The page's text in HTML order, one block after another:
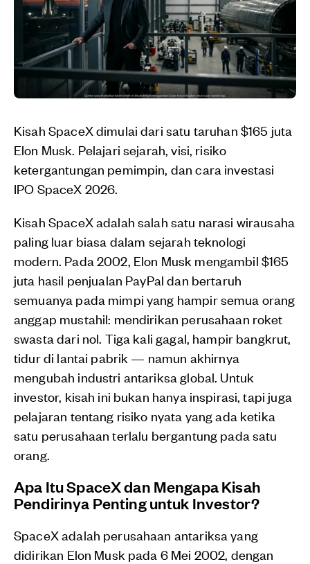
Kisah SpaceX dimulai dari satu taruhan $165 juta
Elon Musk. Pelajari sejarah, visi, risiko
ketergantungan pemimpin, dan cara investasi
IPO SpaceX 2026.
Kisah SpaceX adalah salah satu narasi wirausaha
paling luar biasa dalam sejarah teknologi
modern. Pada 2002, Elon Musk mengambil $165
juta hasil penjualan PayPal dan bertaruh
semuanya pada mimpi yang hampir semua orang
anggap mustahil: mendirikan perusahaan roket
swasta dari nol. Tiga kali gagal, hampir bangkrut,
tidur di lantai pabrik — namun akhirnya
mengubah industri antariksa global. Untuk
investor, kisah ini bukan hanya inspirasi, tapi juga
pelajaran tentang risiko nyata yang ada ketika
satu perusahaan terlalu bergantung pada satu
orang.
Apa Itu SpaceX dan Mengapa Kisah
Pendirinya Penting untuk Investor?
SpaceX adalah perusahaan antariksa yang
didirikan Elon Musk pada 6 Mei 2002, dengan